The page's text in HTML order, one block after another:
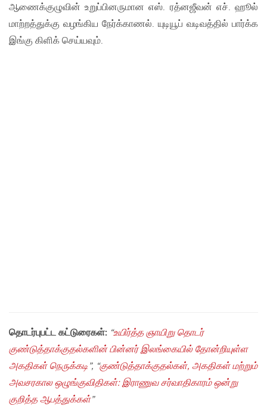
ஆணைக்குழுவின் உறுப்பினருமான எஸ். ரத்னஜீவன் எச். ஹூல்
மாற்றத்துக்கு வழங்கிய நேர்க்காணல். யுடியூப் வடிவத்தில் பார்க்க
இங்கு கிளிக் செய்யவும்.
தொடர்புபட்ட கட்டுரைகள்: “உயிர்த்த ஞாயிறு தொடர்
குண்டுத்தாக்குதல்களின் பின்னர் இலங்கையில் தோன்றியுள்ள
அகதிகள் நெருக்கடி ”, “குண்டுத்தாக்குதல்கள், அகதிகள் மற்றும்
அவசரகால ஒழுங்குவிதிகள்: இராணுவ சர்வாதிகாரம் ஒன்று
குறித்த ஆபத்துக்கள்”